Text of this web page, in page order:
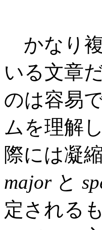
かなり
いる文章
のは容易
ムを理解
際には凝
majorと
定される